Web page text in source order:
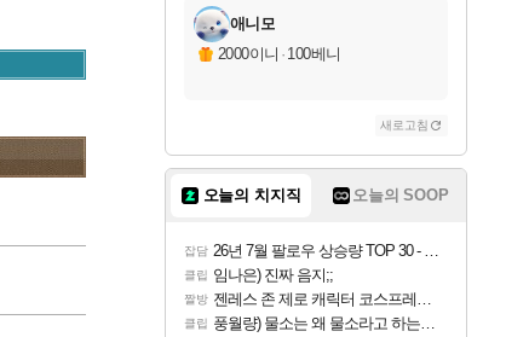
애니모
2000이니 · 100베니
새로고침
오늘의 치지직 오늘의 SOOP
잡담 26년 7월 팔로우 상승량 TOP 30 - 월간 치지직
클립 임나은) 진짜 음지;;
짤방 젠레스 존 제로 캐릭터 코스프레한 꽁주
클립 풍월량) 물소는 왜 물소라고 하는거야? 아! 그만 ㅋㅋ 알았어 ㅋㅋ